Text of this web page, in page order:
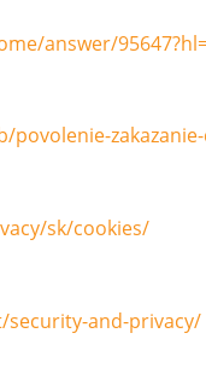
answer/
sk/cookies/
and-privacy/